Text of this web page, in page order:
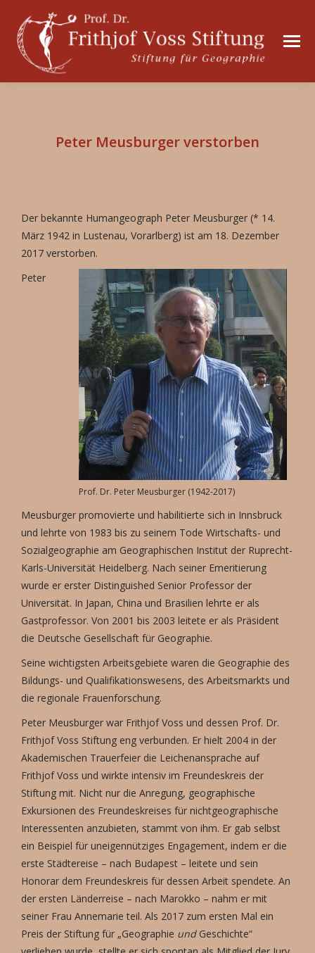
Peter Meusburger verstorben
Der bekannte Humangeograph Peter Meusburger (* 14.
März 1942 in Lustenau, Vorarlberg) ist am 18. Dezember
2017 verstorben.
Prof. Dr. Peter Meusburger (1942-2017)
Peter
Meusburger promovierte und habilitierte sich in Innsbruck
und lehrte von 1983 bis zu seinem Tode Wirtschafts- und
Sozialgeographie am Geographischen Institut der Ruprecht-
Karls-Universität Heidelberg. Nach seiner Emeritierung
wurde er erster Distinguished Senior Professor der
Universität. In Japan, China und Brasilien lehrte er als
Gastprofessor. Von 2001 bis 2003 leitete er als Präsident
die Deutsche Gesellschaft für Geographie.
Seine wichtigsten Arbeitsgebiete waren die Geographie des
Bildungs- und Qualifikationswesens, des Arbeitsmarkts und
die regionale Frauenforschung.
Peter Meusburger war Frithjof Voss und dessen Prof. Dr.
Frithjof Voss Stiftung eng verbunden. Er hielt 2004 in der
Akademischen Trauerfeier die Leichenansprache auf
Frithjof Voss und wirkte intensiv im Freundeskreis der
Stiftung mit. Nicht nur die Anregung, geographische
Exkursionen des Freundeskreises für nichtgeographische
Interessenten anzubieten, stammt von ihm. Er gab selbst
ein Beispiel für uneigennütziges Engagement, indem er die
erste Städtereise – nach Budapest – leitete und sein
Honorar dem Freundeskreis für dessen Arbeit spendete. An
der ersten Länderreise – nach Marokko – nahm er mit
seiner Frau Annemarie teil. Als 2017 zum ersten Mal ein
Preis der Stiftung für „Geographie und Geschichte“